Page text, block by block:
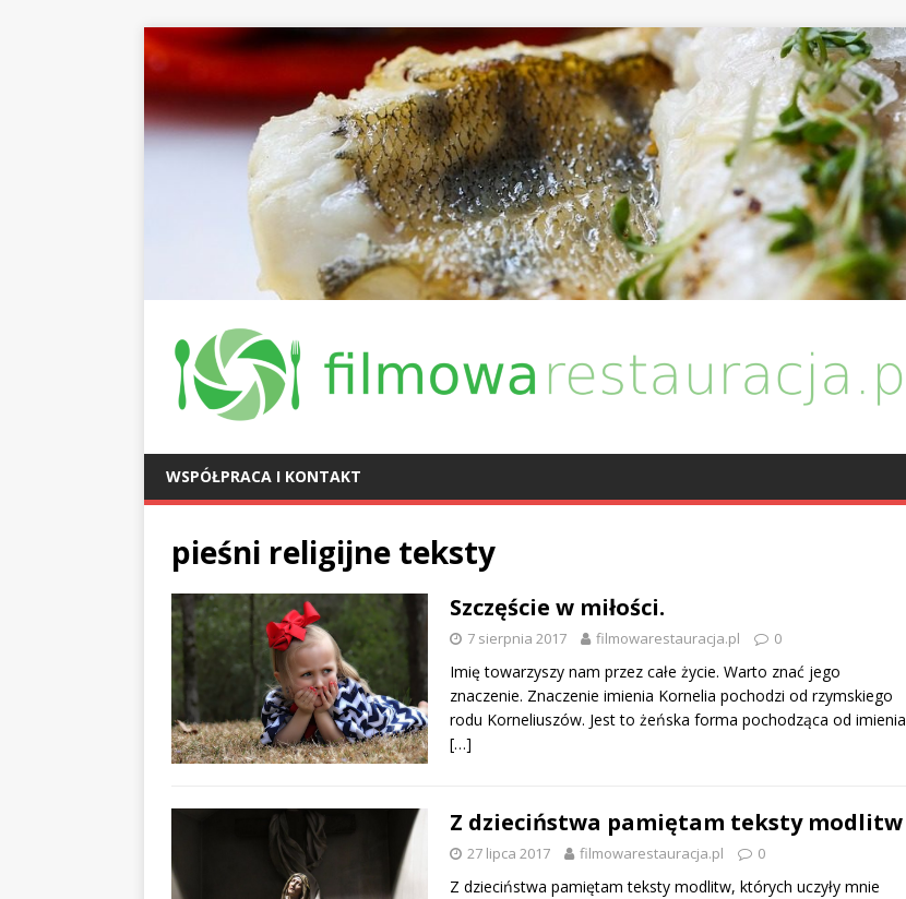
WSPÓŁPRACA I KONTAKT
pieśni religijne teksty
Szczęście w miłości.
7 sierpnia 2017 filmowarestauracja.pl 0
Imię towarzyszy nam przez całe życie. Warto znać jego
znaczenie. Znaczenie imienia Kornelia pochodzi od rzymskiego
rodu Korneliuszów. Jest to żeńska forma pochodząca od imienia
[…]
Z dzieciństwa pamiętam teksty modlitw
27 lipca 2017 filmowarestauracja.pl 0
Z dzieciństwa pamiętam teksty modlitw, których uczyły mnie